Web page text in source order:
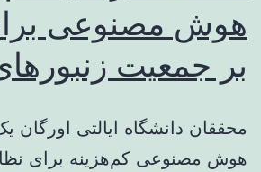
هوش مصنوعی
بر جمعیت
محققان دانشگاه ایالتی اورگان
هوش مصنوعی کم‌هزینه برای